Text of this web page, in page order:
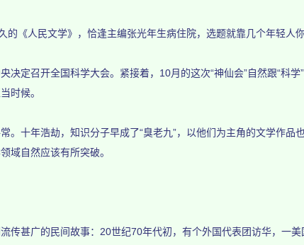
《人民文学》，恰逢主编张光年生病住院，选题就靠几个年轻人你
定召开全国科学大会。紧接着，10月的这次“神仙会”自然跟“科学
时候。
十年浩劫，知识分子早成了“臭老九”，以他们为主角的文学作品
域自然应该有所突破。
甚广的民间故事：20世纪70年代初，有个外国代表团访华，一美